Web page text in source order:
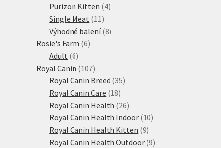
produktů
Purizon Kitten 44
Single Meat 1111
produktů
Výhodné balení 88
Rosie's Farm 66
Adult 66
produktů
Royal Canin 107107
produktů
Royal Canin Breed 3535
Royal Canin Care 1818
produktů
Royal Canin Health 2626
produktů
Royal Canin Health Indoor 1010
Royal Canin Health Kitten 99
produktů
Royal Canin Health Outdoor 99